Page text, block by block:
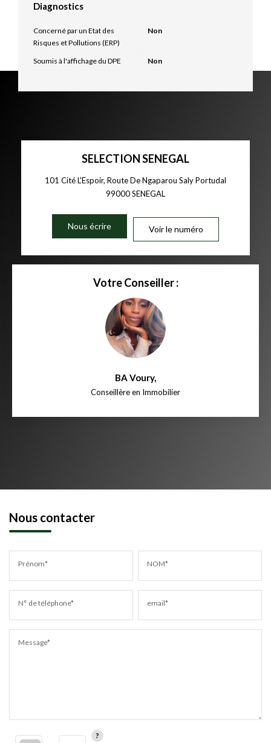
Diagnostics
Concerné par un Etat des
Risques et Pollutions (ERP)
Non
Soumis à l'affichage du DPE Non
SELECTION SENEGAL
101 Cité L'Espoir, Route De Ngaparou Saly Portudal
99000SENEGAL
Nous écrire Voir le numéro
Votre Conseiller :
BA Voury,
Conseillère en Immobilier
Nous contacter
Prénom* NOM*
N° de téléphone* email*
Message*